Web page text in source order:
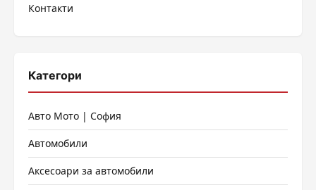
Контакти
Категори
Авто Мото | София
Автомобили
Аксесоари за автомобили